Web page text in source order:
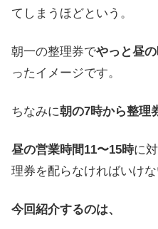
て しまうほどと いう 。
朝一の整理券でやっと昼の
ったイメージです。
ちなみに朝の7時から整理
昼の営業時間11〜15時に
理券を配らなければいけ
今回紹介するのは、